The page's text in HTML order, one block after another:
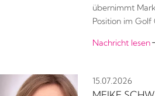
übernimmt
Position im Golf
Nachricht lesen
15.07.2026